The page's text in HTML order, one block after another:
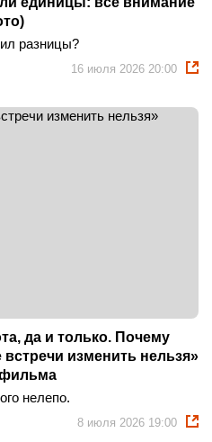
разницы?
16 июля 2026 20:00
да и только. Почему
изменить нельзя»
нелепо.
8 июля 2026 19:00